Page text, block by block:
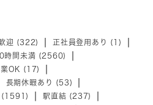
迎 (322)
正社員登用あり (1)
時間未満 (2560)
業OK (17)
長期休暇あり (53)
(1591)
駅直結 (237)